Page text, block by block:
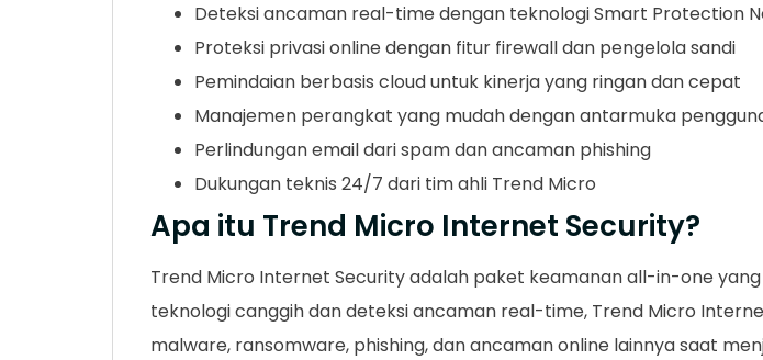
Deteksi ancaman real-time dengan teknologi Smart Protection
Proteksi privasi online dengan fitur firewall dan pengelola sandi
Pemindaian berbasis cloud untuk kinerja yang ringan dan cepat
Manajemen perangkat yang mudah dengan antarmuka
Perlindungan email dari spam dan ancaman phishing
Dukungan teknis 24/7 dari tim ahli Trend Micro
Apa itu Trend Micro Internet Security?
Trend Micro Internet Security adalah paket keamanan all-in-one
teknologi canggih dan deteksi ancaman real-time, Trend Micro
malware, ransomware, phishing, dan ancaman online lainnya saat